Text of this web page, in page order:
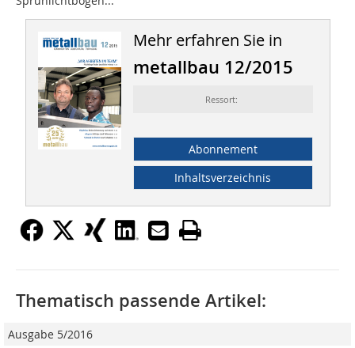
Mehr erfahren Sie in
metallbau 12/2015
Ressort:
Abonnement
Inhaltsverzeichnis
Thematisch passende Artikel:
Ausgabe 5/2016